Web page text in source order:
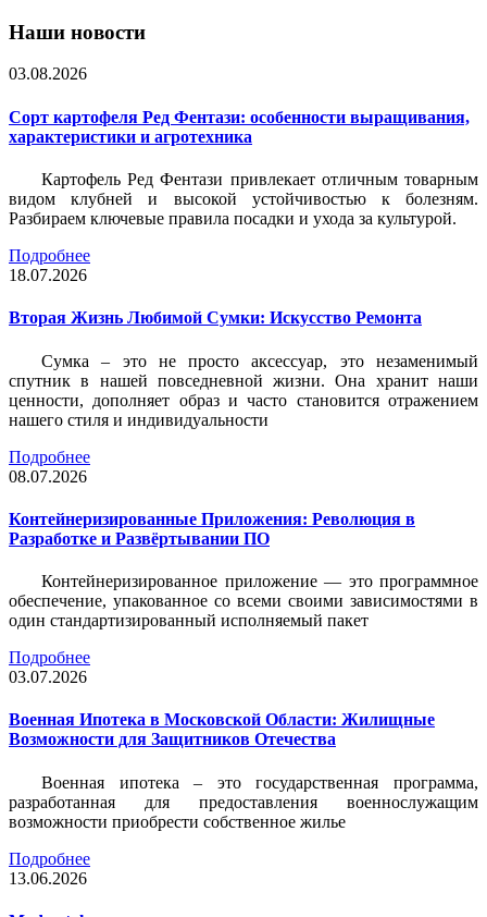
Наши новости
03.08.2026
Сорт картофеля Ред Фентази: особенности выращивания,
характеристики и агротехника
Картофель Ред Фентази привлекает отличным товарным
видом клубней и высокой устойчивостью к болезням.
Разбираем ключевые правила посадки и ухода за культурой.
Подробнее
18.07.2026
Вторая Жизнь Любимой Сумки: Искусство Ремонта
Сумка – это не просто аксессуар, это незаменимый
спутник в нашей повседневной жизни. Она хранит наши
ценности, дополняет образ и часто становится отражением
нашего стиля и индивидуальности
Подробнее
08.07.2026
Контейнеризированные Приложения: Революция в
Разработке и Развёртывании ПО
Контейнеризированное приложение — это программное
обеспечение, упакованное со всеми своими зависимостями в
один стандартизированный исполняемый пакет
Подробнее
03.07.2026
Военная Ипотека в Московской Области: Жилищные
Возможности для Защитников Отечества
Военная ипотека – это государственная программа,
разработанная для предоставления военнослужащим
возможности приобрести собственное жилье
Подробнее
13.06.2026